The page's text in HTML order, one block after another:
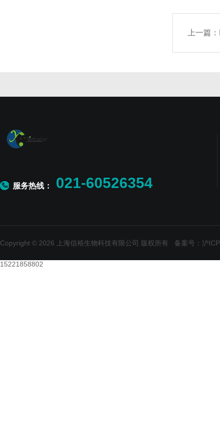
上一篇：
服务热线： 021-60526354
Copyright © 2026 上海信裕生物科技有限公司 版权所有 备案号：沪
15221858802